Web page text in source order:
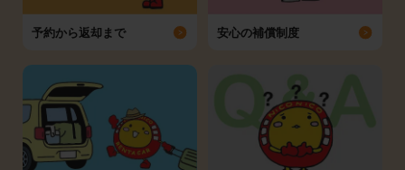
予約から返却まで 安心の補償制度